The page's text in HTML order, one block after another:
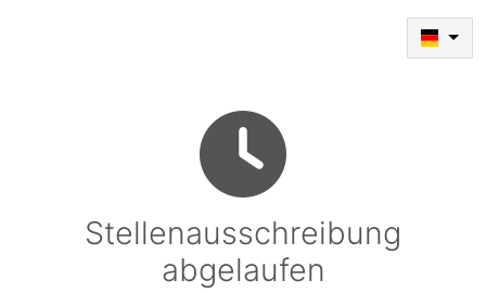
Stellenausschreibung
abgelaufen